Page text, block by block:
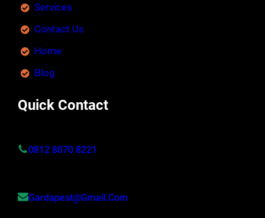
Services
Contact Us
Home
Blog
Quick Contact
0812 8070 8221
Gardapest@gmail.com